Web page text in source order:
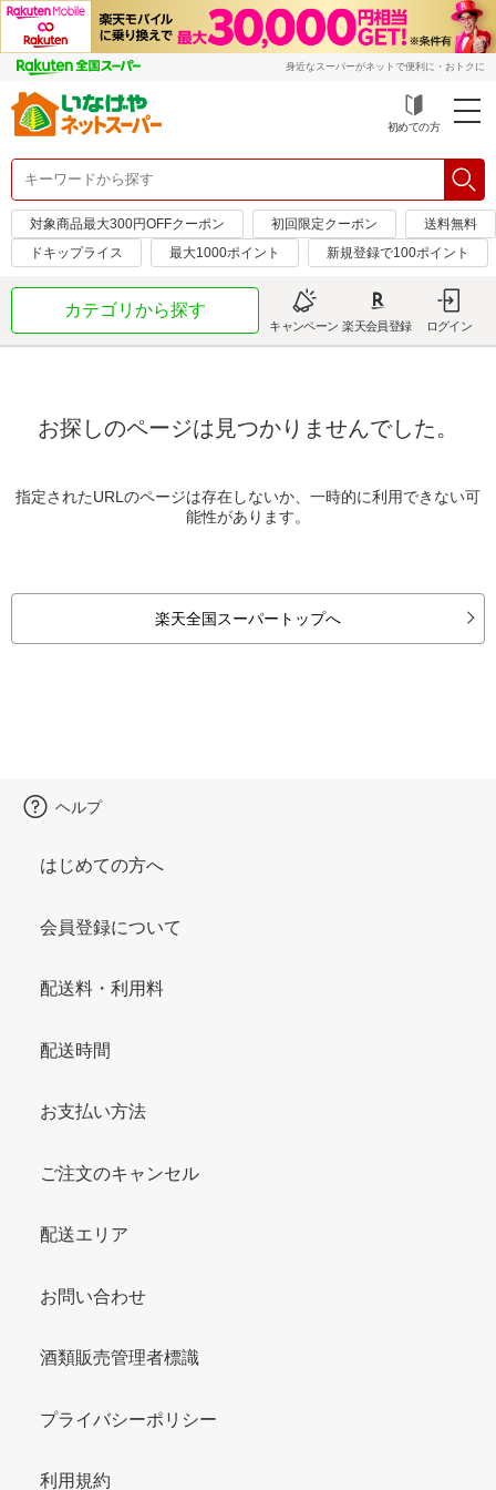
身近なスーパーがネットで便利に・おトクに
初めての方
対象商品最大300円OFFクーポン 初回限定クーポン
送料無料
ドキップライス
最大1000ポイント 新規登録で100ポイント
カテゴリから探す
キャンペーン 楽天会員登録 ログイン
お探しのページは見つかりませんでした。
指定されたURLのページは存在しないか、一時的に利用できない可
能性があります。
楽天全国スーパートップへ
ヘルプ
はじめての方へ
会員登録について
配送料・利用料
配送時間
お支払い方法
ご注文のキャンセル
配送エリア
お問い合わせ
酒類販売管理者標識
プライバシーポリシー
利用規約